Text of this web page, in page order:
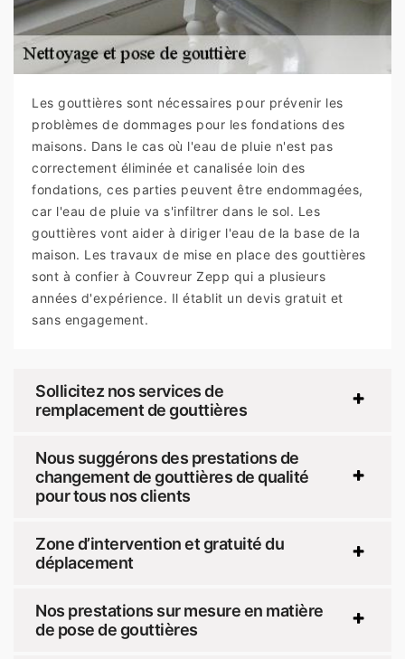
Les gouttières sont nécessaires pour prévenir les
problèmes de dommages pour les fondations des
maisons. Dans le cas où l'eau de pluie n'est pas
correctement éliminée et canalisée loin des
fondations, ces parties peuvent être endommagées,
car l'eau de pluie va s'infiltrer dans le sol. Les
gouttières vont aider à diriger l'eau de la base de la
maison. Les travaux de mise en place des gouttières
sont à confier à Couvreur Zepp qui a plusieurs
années d'expérience. Il établit un devis gratuit et
sans engagement.
Sollicitez nos services de
remplacement de gouttières
Nous suggérons des prestations de
changement de gouttières de qualité
pour tous nos clients
Zone d’intervention et gratuité du
déplacement
Nos prestations sur mesure en matière
de pose de gouttières